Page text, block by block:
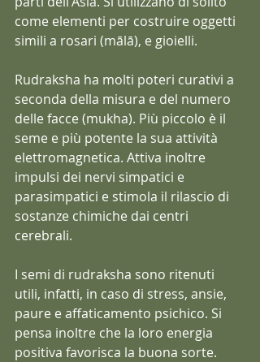
come elementi per costruire oggetti
simili a rosari (mālā), e gioielli.
Rudraksha ha molti poteri curativi a
seconda della misura e del numero
delle facce (mukha). Più piccolo è il
seme e più potente la sua attività
elettromagnetica. Attiva inoltre
impulsi dei nervi simpatici e
parasimpatici e stimola il rilascio di
sostanze chimiche dai centri
cerebrali.
I semi di rudraksha sono ritenuti
utili, infatti, in caso di stress, ansie,
paure e affaticamento psichico. Si
pensa inoltre che la loro energia
positiva favorisca la buona sorte.